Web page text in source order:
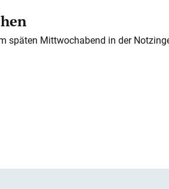
späten Mittwochabend in der